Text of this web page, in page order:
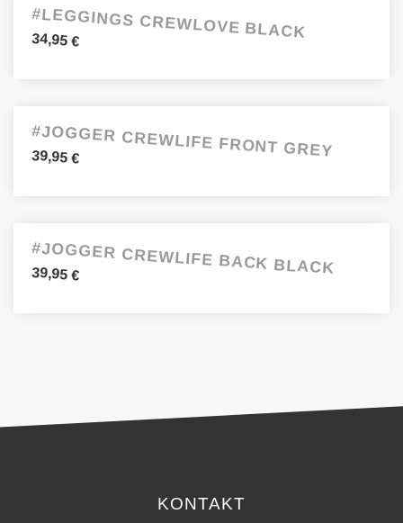
#LEGGINGS CREWLOVE BLACK
34,95€
#JOGGER CREWLIFE FRONT GREY
39,95€
#JOGGER CREWLIFE BACK BLACK
39,95€
KONTAKT